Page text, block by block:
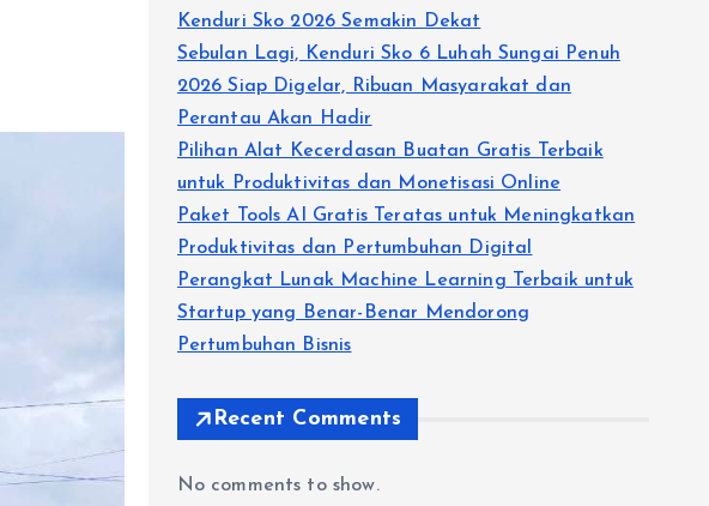
Kenduri Sko 2026 Semakin Dekat
Sebulan Lagi, Kenduri Sko 6 Luhah Sungai Penuh
2026 Siap Digelar, Ribuan Masyarakat dan
Perantau Akan Hadir
Pilihan Alat Kecerdasan Buatan Gratis Terbaik
untuk Produktivitas dan Monetisasi Online
Paket Tools AI Gratis Teratas untuk Meningkatkan
Produktivitas dan Pertumbuhan Digital
Perangkat Lunak Machine Learning Terbaik untuk
Startup yang Benar-Benar Mendorong
Pertumbuhan Bisnis
Recent Comments
No comments to show.